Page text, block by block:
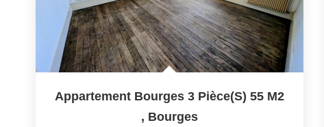
Appartement Bourges 3 Pièce(s) 55 M2
, Bourges